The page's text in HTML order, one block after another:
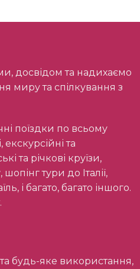
миру та спілкування з
екскурсійні та
та річкові круїзи,
тури до Італії,
і багато, багато іншого.